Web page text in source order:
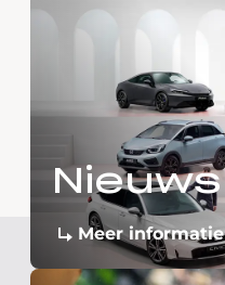
Nieuws
Meer informatie